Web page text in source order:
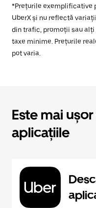
*Prețurile exemplificative
UberX și nu reflectă
din trafic, promoții sau
taxe minime. Prețurile
pot varia.
Este mai
aplicațiile